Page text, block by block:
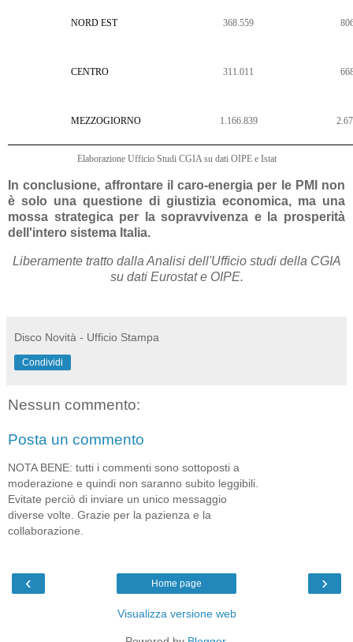
NORD EST 368.559
CENTRO 311.011
MEZZOGIORNO 1.166.839
Elaborazione Ufficio Studi CGIA su dati OIPE e Istat
In conclusione, affrontare il caro-energia per le PMI non
è solo una questione di giustizia economica, ma una
mossa strategica per la sopravvivenza e la prosperità
dell'intero sistema Italia.
Liberamente tratto dalla Analisi dell'Ufficio studi della CGIA
su dati Eurostat e OIPE.
Disco Novità - Ufficio Stampa
Condividi
Nessun commento:
Posta un commento
NOTA BENE: tutti i commenti sono sottoposti a
moderazione e quindi non saranno subito leggibili.
Evitate perciò di inviare un unico messaggio
diverse volte. Grazie per la pazienza e la
collaborazione.
‹ ›
Home page
Visualizza versione web